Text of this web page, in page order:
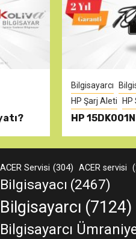
Bilgisayarcı
HP Şarj Aleti
HP
HP
ACER Servisi (304) ACER servisi
Bilgisayacı (2467)
Bilgisayarcı (7124)
Bilgisayarcı